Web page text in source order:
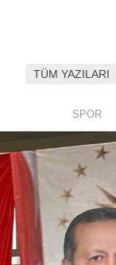
TÜM YAZILARI
SPOR